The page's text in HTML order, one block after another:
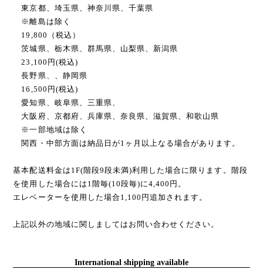
東京都、埼玉県、神奈川県、千葉県
※離島は除く
19,800（税込）
茨城県、栃木県、群馬県、山梨県、新潟県
23,100円(税込)
長野県、、静岡県
16,500円(税込)
愛知県、岐阜県、三重県、
大阪府、京都府、兵庫県、奈良県、滋賀県、和歌山県
※一部地域は除く
関西・中部方面は納品日が1ヶ月以上なる場合があります。
基本配送料金は1F(階段9段未満)利用した場合に限ります。階段
を使用した場合には1階毎(10段毎)に4,400円。
エレベーターを使用した場合1,100円追加されます。
上記以外の地域に関しましてはお問い合わせください。
International shipping available